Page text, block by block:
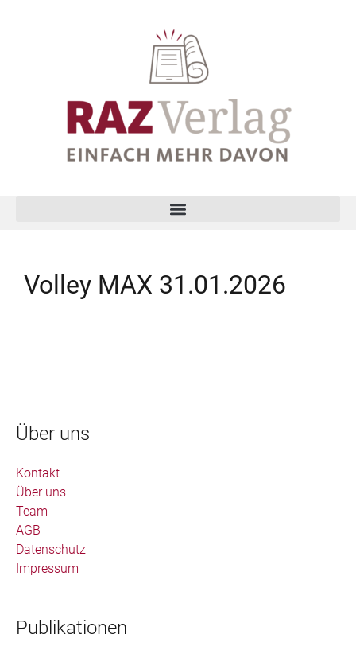
Volley MAX 31.01.2026
Über uns
Kontakt
Über uns
Team
AGB
Datenschutz
Impressum
Publikationen